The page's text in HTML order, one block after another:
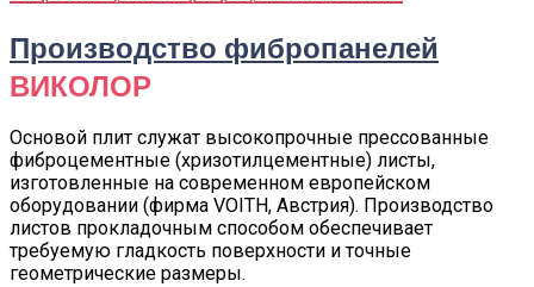
Производство фибропанелей
ВИКОЛОР
Основой плит служат высокопрочные прессованные
фиброцементные (хризотилцементные) листы,
изготовленные на современном европейском
оборудовании (фирма VOITH, Австрия). Производство
листов прокладочным способом обеспечивает
требуемую гладкость поверхности и точные
геометрические размеры.